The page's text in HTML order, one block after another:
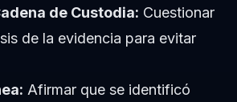
de Custodia: Cuestionar
de la evidencia para evitar
Afirmar que se identificó